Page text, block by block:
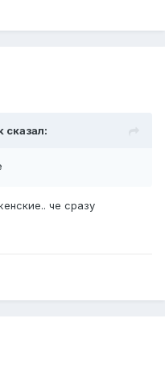
сказал:
че сразу